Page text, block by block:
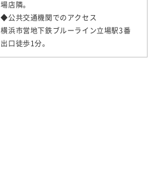
場店隣。
◆公共交通機関でのアクセス
横浜市営地下鉄ブルーライン立場駅3番
出口徒歩1分。